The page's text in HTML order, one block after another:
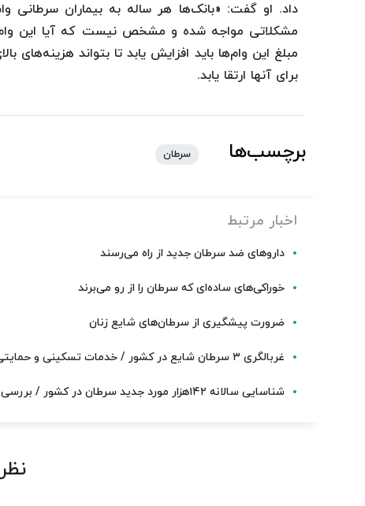
داد. او گفت: «بانک‌ها هر ساله به بیماران سرطانی
مشکلاتی مواجه شده و مشخص نیست که آیا این
مبلغ این وام‌ها باید افزایش یابد تا بتواند
برای آنها ارتقا یابد.
برچسب‌ها سرطان
اخبار مرتبط
داروهای ضد سرطان جدید از راه می‌رسند
خوراکی‌های ساده‌ای که سرطان را از رو می‌برند
ضرورت پیشگیری از سرطان‌های شایع زنان
غربالگری ۳ سرطان شایع در کشور / خدمات تسکینی و حمایتی با اجرای الگوی جدید
شناسایی سالانه ۱۴۲هزار مورد جدید سرطان در کشور / بررسی علمی واکسن HPV در کمیته ملی